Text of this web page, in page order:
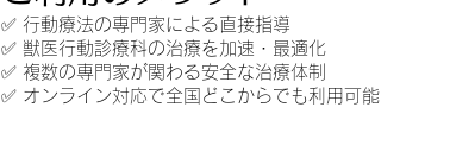
✅ 行動療法の専門家による直接指導
✅ 獣医行動診療科の治療を加速・最適化
✅ 複数の専門家が関わる安全な治療体制
✅ オンライン対応で全国どこからでも利用可能